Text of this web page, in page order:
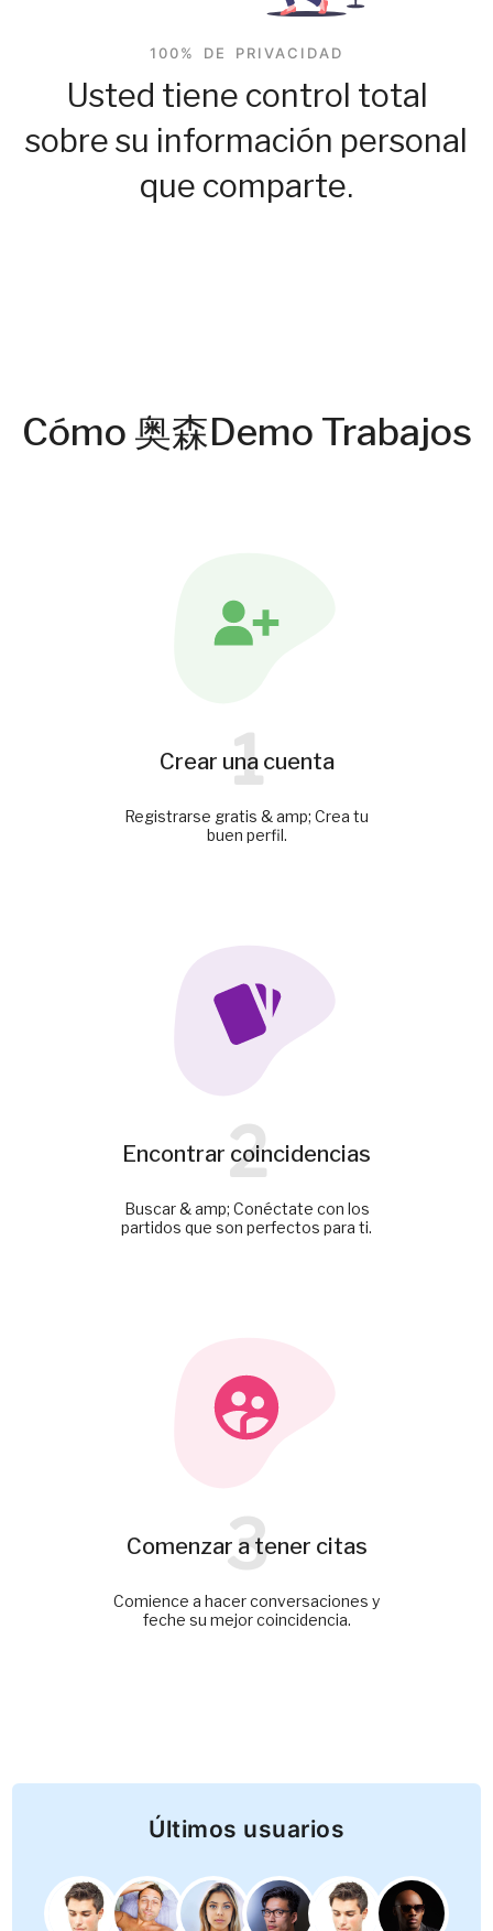
100% DE PRIVACIDAD
Usted tiene control total
sobre su información personal
que comparte.
Cómo 奥森Demo Trabajos
Crear una cuenta
1
Registrarse gratis & amp; Crea tu
buen perfil.
Encontrar coincidencias
2
Buscar & amp; Conéctate con los
partidos que son perfectos para ti.
Comenzar a tener citas
3
Comience a hacer conversaciones y
feche su mejor coincidencia.
Últimos usuarios